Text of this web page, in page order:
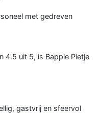
met gedreven
4.5 uit 5, is Bappie Pietje
gastvrij en sfeervol